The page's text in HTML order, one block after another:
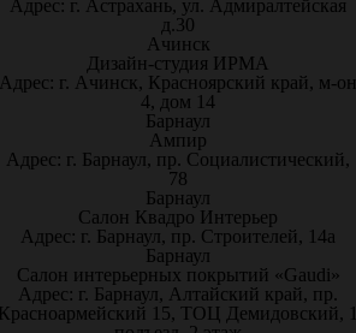
Адрес: г. Астрахань, ул. Адмиралтейская
д.30
Ачинск
Дизайн-студия ИРМА
Адрес: г. Ачинск, Красноярский край, м-он
4, дом 14
Барнаул
Ампир
Адрес: г. Барнаул, пр. Социалистический,
78
Барнаул
Салон Квадро Интерьер
Адрес: г. Барнаул, пр. Строителей, 14а
Барнаул
Салон интерьерных покрытий «Gaudi»
Адрес: г. Барнаул, Алтайский край, пр.
15, ТОЦ Демидовский, 1